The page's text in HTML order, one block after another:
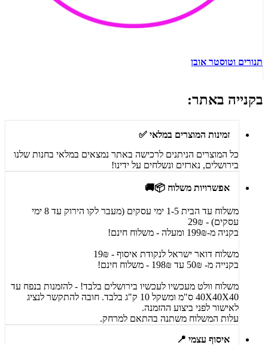
תנורים וטוסטר אובן
בקנייה באתר:
זמינות המוצרים במלאי ✅
כל המוצרים הניתנים לרכישה באתר נמצאים במלאי בחנות שלנו
בירושלים, נארזים ונשלחים על ידינו!
אפשרויות משלוח 📦🚚
משלוח עד הבית 1-5 ימי עסקים (מעבר לקו הירוק עד 8 ימי
עסקים) - 29₪
בקניה מ-199₪ ומעלה - משלוח חינם!
משלוח דואר ישראל לנקודת איסוף - 19₪
בקנייה מ- 50₪ עד 198₪ - משלוח חינם!
משלוח וולט מעכשיו לעכשיו בירושלים בלבד! - להזמנות בנפח עד
40X40X40 ס"מ ומשקל 10 ק"ג בלבד. חובה להתקשר לנציג
לאישור לפני ביצוע ההזמנה.
עלות המשלוח משתנה בהתאם למרחק.
איסוף עצמי 📍